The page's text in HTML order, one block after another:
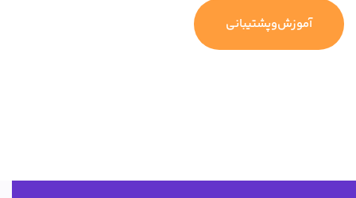
آموزش‌وپشتیبانی